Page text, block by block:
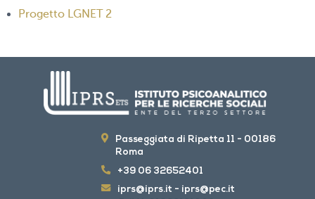
Progetto LGNET 2
Passeggiata di Ripetta 11 - 00186
Roma
+39 06 32652401
iprs@iprs.it - iprs@pec.it